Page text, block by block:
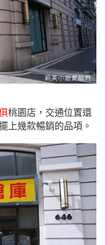
桃園店，交通位置還
上幾款暢銷的品項。